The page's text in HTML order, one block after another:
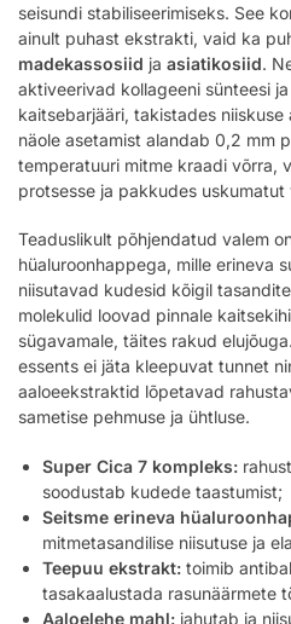
seisundi stabiliseerimiseks. See
ainult puhast ekstrakti, vaid ka
madekassosiid ja asiatikosiid.
aktiveerivad kollageeni sünteesi
kaitsebarjääri, takistades niiskuse
näole asetamist alandab 0,2 mm
temperatuuri mitme kraadi võrra,
protsesse ja pakkudes uskumatut
Teaduslikult põhjendatud valem
hüaluroonhappega, mille erineva
niisutavad kudesid kõigil
molekulid loovad pinnale
sügavamale, täites rakud
essents ei jäta kleepuvat tunnet
aaloeekstraktid lõpetavad
sametise pehmuse ja ühtluse.
Super Cica 7 kompleks:
soodustab kudede taastumist;
Seitsme erineva
mitmetasandilise niisutuse ja
Teepuu ekstrakt: toimib
tasakaalustada rasunäärmete
Aaloelehe mahl: jahutab ja